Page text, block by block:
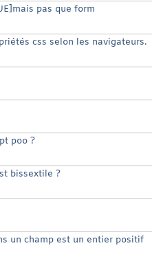
pas que form
css selon les navigateurs.
poo ?
bissextile ?
un champ est un entier positif